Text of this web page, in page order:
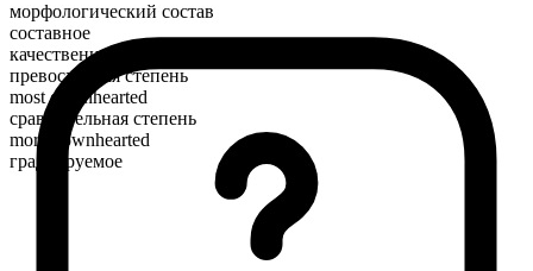
морфологический состав
составное
качественное
превосходная степень
most downhearted
сравнительная степень
more downhearted
градуируемое